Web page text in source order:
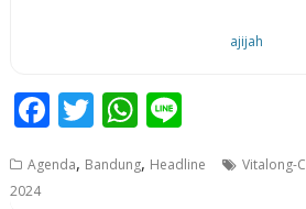
ajijah
F
ac
e
T
w
itt
W
h
at e
Agenda, Bandung, Headline Vitalong-C
2024